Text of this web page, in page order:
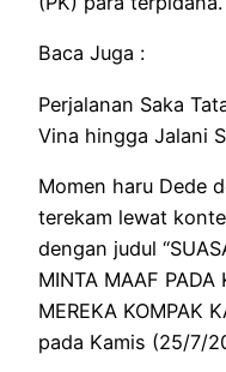
Baca Juga :
Perjalanan Saka
Vina hingga Jalani
Momen haru Dede
terekam lewat
dengan judul
MINTA MAAF PADA
MEREKA KOMPAK
pada Kamis (25/7/